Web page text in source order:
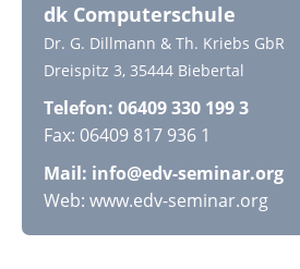
dk Computerschule
Dr. G. Dillmann & Th. Kriebs GbR
Dreispitz 3, 35444 Biebertal
Telefon: 06409 330 199 3
Fax: 06409 817 936 1
Mail: info@edv-seminar.org
Web: www.edv-seminar.org